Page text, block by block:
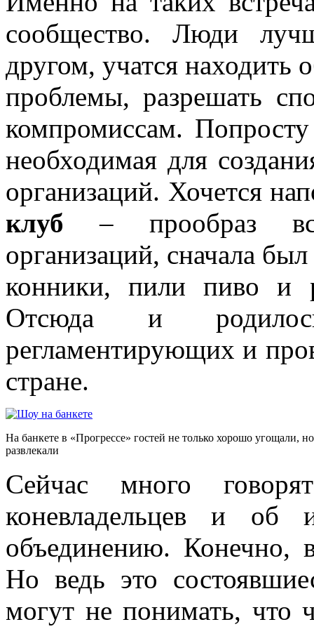
сообщество. Люди
другом, учатся находить
проблемы, разрешать
компромиссам.
необходимая для
организаций. Хочется
клуб – прообраз
организаций, сначала
конники, пили пиво и
Отсюда и
регламентирующих и
стране.
На банкете в «Прогрессе» гостей не только хорошо угощали,
развлекали
Сейчас много
коневладельцев и об
объединению. Конечно,
Но ведь это
могут не понимать, что